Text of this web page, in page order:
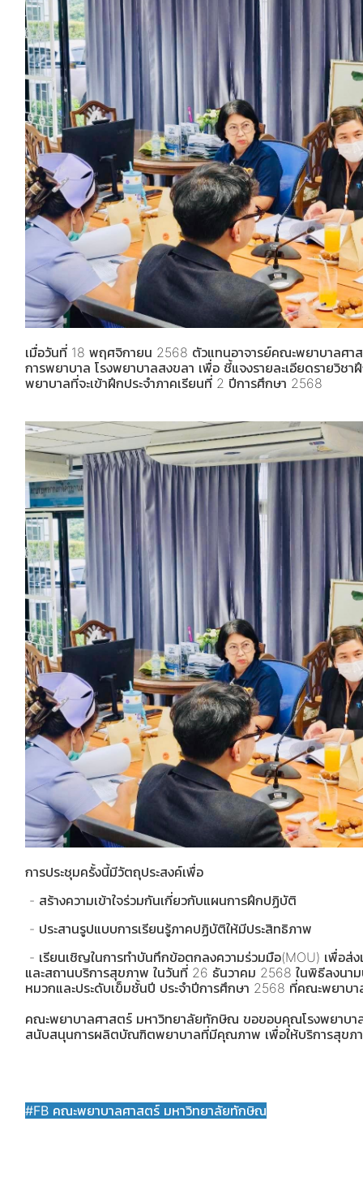
เมื่อวันที่ 18 พฤศจิกายน 2568 ตัวแทนอาจารย์คณะพยาบาลศ
การพยาบาล โรงพยาบาลสงขลา เพื่อ ชี้แจงรายละเอียดรายวิช
พยาบาลที่จะเข้าฝึกประจำภาคเรียนที่ 2 ปีการศึกษา 2568
การประชุมครั้งนี้มีวัตถุประสงค์เพื่อ
- สร้างความเข้าใจร่วมกันเกี่ยวกับแผนการฝึกปฏิบัติ
- ประสานรูปแบบการเรียนรู้ภาคปฏิบัติให้มีประสิทธิภาพ
- เรียนเชิญในการทำบันทึกข้อตกลงความร่วมมือ(MOU) เพื่อส่ง
และสถานบริการสุขภาพ ในวันที่ 26 ธันวาคม 2568 ในพิธีลงน
หมวกและประดับเข็มชั้นปี ประจำปีการศึกษา 2568 ที่คณะพยาบ
คณะพยาบาลศาสตร์ มหาวิทยาลัยทักษิณ ขอขอบคุณโรงพยาบา
สนับสนุนการผลิตบัณฑิตพยาบาลที่มีคุณภาพ เพื่อให้บริการสุขภ
#FB คณะพยาบาลศาสตร์ มหาวิทยาลัยทักษิณ